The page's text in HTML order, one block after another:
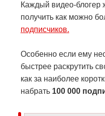
Каждый видео-блогер
получить как можно
подписчиков.
Особенно если ему
быстрее раскрутить
как за наиболее
набрать 100 000